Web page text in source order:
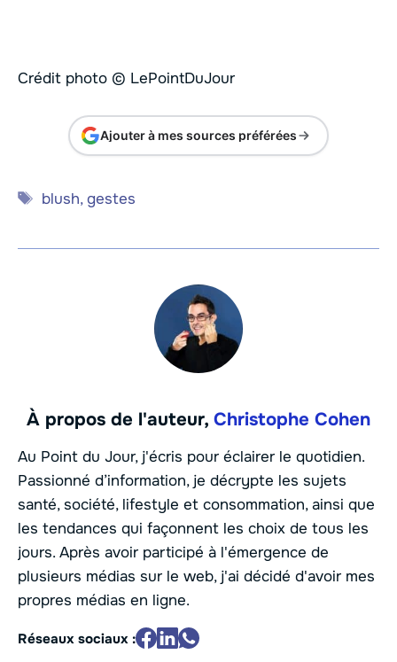
Crédit photo © LePointDuJour
Ajouter à mes sources préférées
Étiquettes
blush,gestes
À propos de l'auteur, Christophe Cohen
Au Point du Jour, j'écris pour éclairer le quotidien.
Passionné d’information, je décrypte les sujets
santé, société, lifestyle et consommation, ainsi que
les tendances qui façonnent les choix de tous les
jours. Après avoir participé à l'émergence de
plusieurs médias sur le web, j'ai décidé d'avoir mes
propres médias en ligne.
Réseaux sociaux :